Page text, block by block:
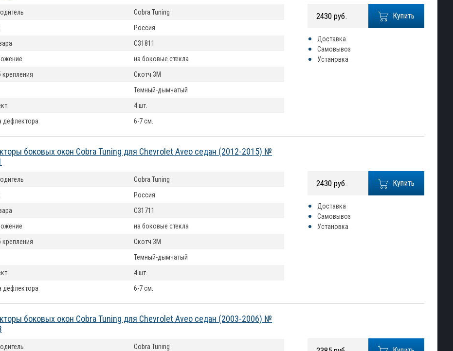
Купить
2430 руб.
Доставка
Самовывоз
Установка
Cobra Tuning
Россия
C31811
на боковые стекла
Скотч 3М
Темный-дымчатый
4 шт.
дефлектора
6-7 см.
боковых окон Cobra Tuning для Chevrolet Aveo седан (2012-2015) №
Купить
2430 руб.
Доставка
Самовывоз
Установка
Cobra Tuning
Россия
C31711
на боковые стекла
Скотч 3М
Темный-дымчатый
4 шт.
дефлектора
6-7 см.
боковых окон Cobra Tuning для Chevrolet Aveo седан (2003-2006) №
Cobra Tuning